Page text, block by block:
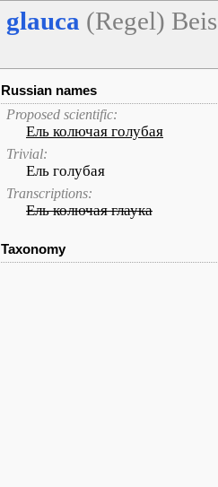
glauca (Regel)
Russian names
Proposed scientific:
Ель колючая голубая
Trivial:
Ель голубая
Transcriptions:
Ель колючая глаука
Taxonomy